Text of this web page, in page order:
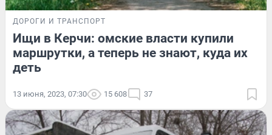
ДОРОГИ И ТРАНСПОРТ
Ищи в Керчи: омские власти купили
маршрутки, а теперь не знают, куда их
деть
13 июня, 2023, 07:30 15 608 37